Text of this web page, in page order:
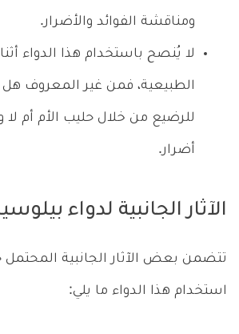
ومناقشة الفوائد والأضرار.
لا يُنصح باستخدام هذا الدواء
الطبيعية، فمن غير المعروف هل
للرضيع من خلال حليب الأم أم
أضرار.
الآثار الجانبية لدواء
تتضمن بعض الآثار الجانبية المحتمل
استخدام هذا الدواء ما يلي: